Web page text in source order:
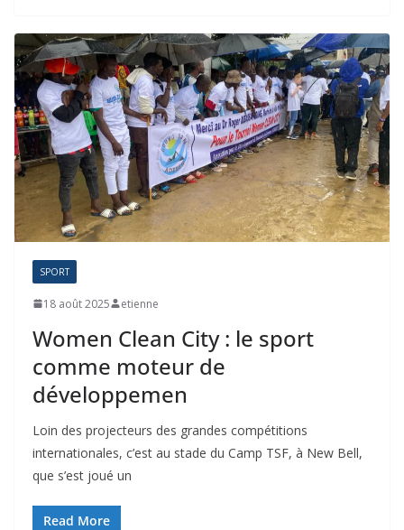
SPORT
18 août 2025 etienne
Women Clean City : le sport
comme moteur de
développemen
Loin des projecteurs des grandes compétitions
internationales, c’est au stade du Camp TSF, à New Bell,
que s’est joué un
Read More